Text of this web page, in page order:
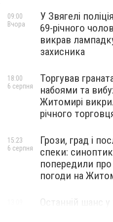
У Звягелі
69-річного
викрав
захисника
09:00
Вчора
Торгував
набоями та
Житомирі
річного
18:00
6 серпня
Грози, град і
спеки:
попередили про
погоди на
15:23
6 серпня
Останній шанс у